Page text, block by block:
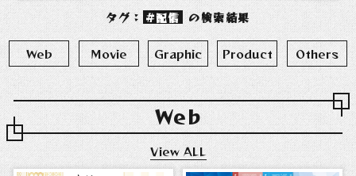
タグ： 配信 の検索結果
Web Movie Graphic Product Others
Web
View ALL